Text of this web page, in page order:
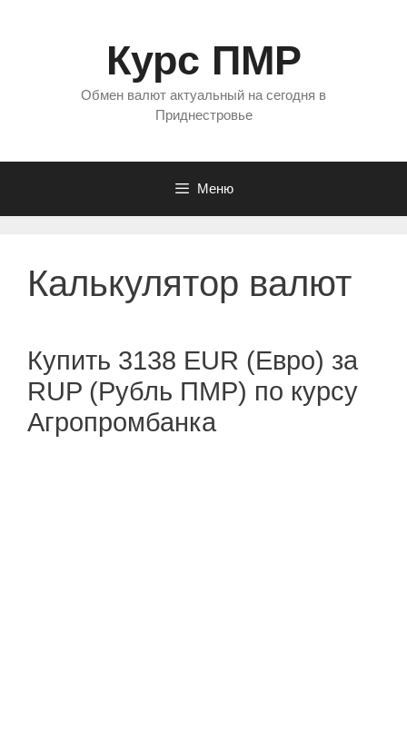
Курс ПМР
Обмен валют актуальный на сегодня в
Приднестровье
Меню
Калькулятор валют
Купить 3138 EUR (Евро) за
RUP (Рубль ПМР) по курсу
Агропромбанка